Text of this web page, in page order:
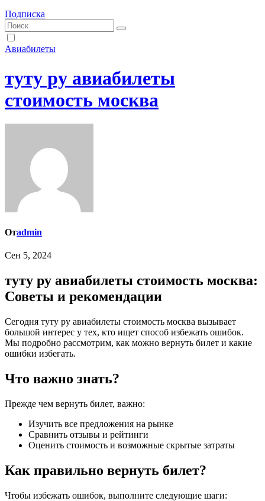
Подписка
Авиабилеты
туту ру авиабилеты
стоимость москва
Отadmin
Сен 5, 2024
туту ру авиабилеты стоимость москва:
Советы и рекомендации
Сегодня туту ру авиабилеты стоимость москва вызывает
большой интерес у тех, кто ищет способ избежать ошибок.
Мы подробно рассмотрим, как можно вернуть билет и какие
ошибки избегать.
Что важно знать?
Прежде чем вернуть билет, важно:
Изучить все предложения на рынке
Сравнить отзывы и рейтинги
Оценить стоимость и возможные скрытые затраты
Как правильно вернуть билет?
Чтобы избежать ошибок, выполните следующие шаги: